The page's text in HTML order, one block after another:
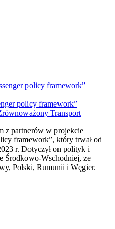
policy framework”
Transport
z partnerów w projekcie
framework”, który trwał od
r. Dotyczył on polityk i
Środkowo-Wschodniej, ze
Polski, Rumunii i Węgier.